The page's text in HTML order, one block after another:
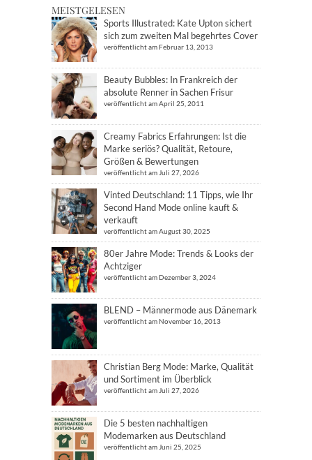
MEISTGELESEN
Sports Illustrated: Kate Upton sichert
sich zum zweiten Mal begehrtes Cover
veröffentlicht am Februar 13, 2013
Beauty Bubbles: In Frankreich der
absolute Renner in Sachen Frisur
veröffentlicht am April 25, 2011
Creamy Fabrics Erfahrungen: Ist die
Marke seriös? Qualität, Retoure,
Größen & Bewertungen
veröffentlicht am Juli 27, 2026
Vinted Deutschland: 11 Tipps, wie Ihr
Second Hand Mode online kauft &
verkauft
veröffentlicht am August 30, 2025
80er Jahre Mode: Trends & Looks der
Achtziger
veröffentlicht am Dezember 3, 2024
BLEND – Männermode aus Dänemark
veröffentlicht am November 16, 2013
Christian Berg Mode: Marke, Qualität
und Sortiment im Überblick
veröffentlicht am Juli 27, 2026
Die 5 besten nachhaltigen
Modemarken aus Deutschland
veröffentlicht am Juni 25, 2025